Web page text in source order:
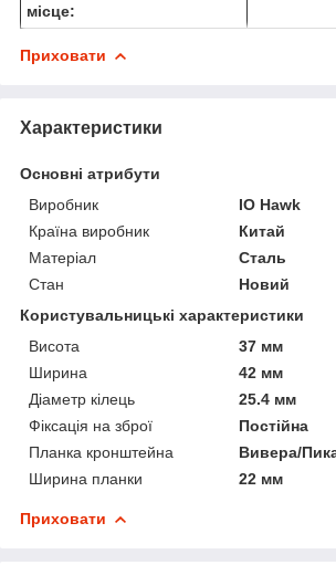
місце:
Приховати
Характеристики
Основні атрибути
Виробник
IO Hawk
Країна виробник
Китай
Матеріал
Сталь
Стан
Новий
Користувальницькі характеристики
Висота
37 мм
Ширина
42 мм
Діаметр кілець
25.4 мм
Фіксація на зброї
Постійна
Планка кронштейна
Вивера/
Ширина планки
22 мм
Приховати